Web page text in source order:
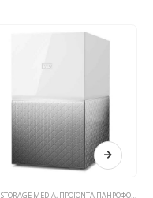
STORAGE MEDIA, ΠΡΟΪΌΝΤΑ ΠΛΗΡΟΦΟΡΙΚΉΣ - ΚΙΝΗΤΉΣ ΤΗΛΕΦΩΝΊΑΣ - ΗΛΕΚΤΡΟΝΙΚΆ